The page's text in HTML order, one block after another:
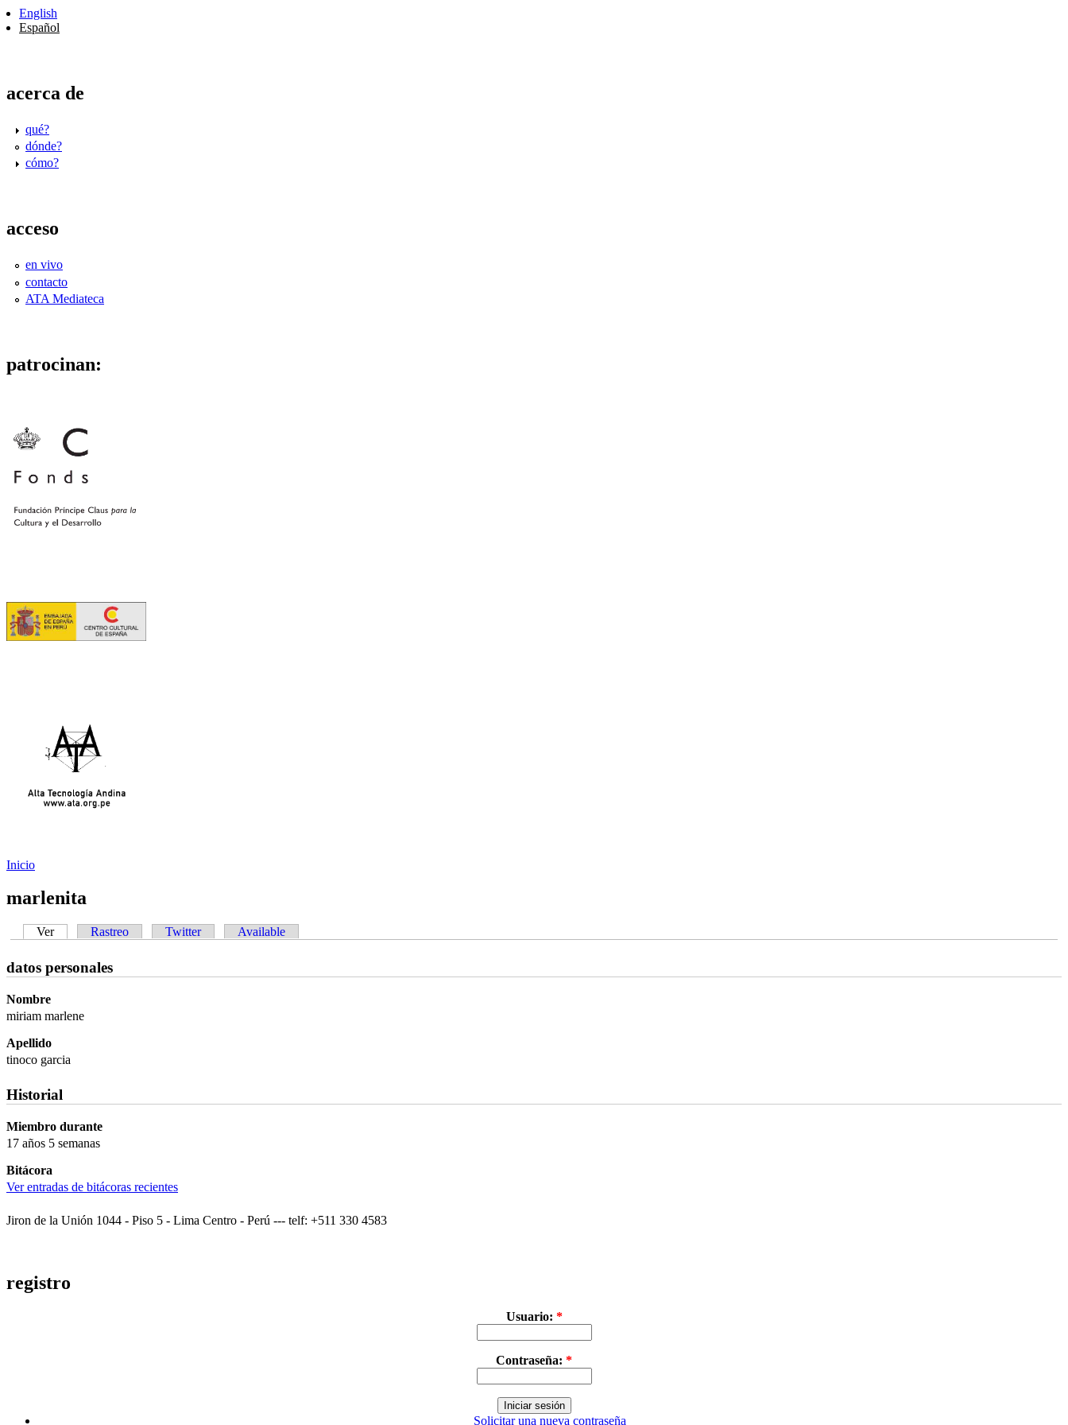
English
Español
acerca de
qué?
dónde?
cómo?
acceso
en vivo
contacto
ATA Mediateca
patrocinan:
Inicio
marlenita
Ver Rastreo Twitter Available
datos personales
Nombre
miriam marlene
Apellido
tinoco garcia
Historial
Miembro durante
17 años 5 semanas
Bitácora
Ver entradas de bitácoras recientes
Jiron de la Unión 1044 - Piso 5 - Lima Centro - Perú --- telf: +511 330 4583
registro
Usuario: *
Contraseña: *
Solicitar una nueva contraseña